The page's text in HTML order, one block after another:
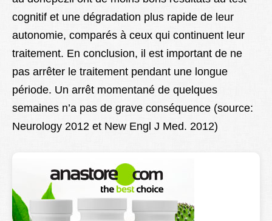
cognitif et une dégradation plus rapide de leur
autonomie, comparés à ceux qui continuent leur
traitement. En conclusion, il est important de ne
pas arrêter le traitement pendant une longue
période. Un arrêt momentané de quelques
semaines n’a pas de grave conséquence (source:
Neurology 2012 et New Engl J Med. 2012)